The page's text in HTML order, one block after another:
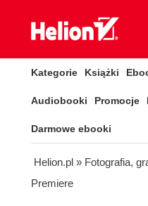
Kategorie Książki
Audiobooki Promocje
Darmowe ebooki
Helion.pl » Fotografia,
Premiere